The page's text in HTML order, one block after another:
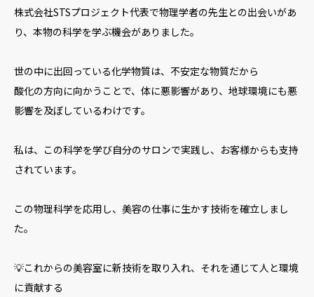
株式会社STSプロジェクト代表で物理学者の先生との出会いがあ
り、本物の科学を学ぶ機会がありました。
世の中に出回っている化学物質は、不安定な物質だから
酸化の方向に向かうことで、体に悪影響があり、地球環境にも悪
影響を及ぼしているわけです。
私は、この科学を学び自分のサロンで実践し、お客様からも支持
されています。
この物理科学を応用し、美容の仕事に生かす技術を確立しまし
た。
💡これからの美容室に新技術を取り入れ、それを通じて人と環境
に貢献する